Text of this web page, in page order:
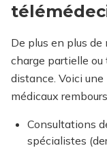
De plus en plus
charge partielle
distance. Voici
médicaux
Consultations
spécialistes